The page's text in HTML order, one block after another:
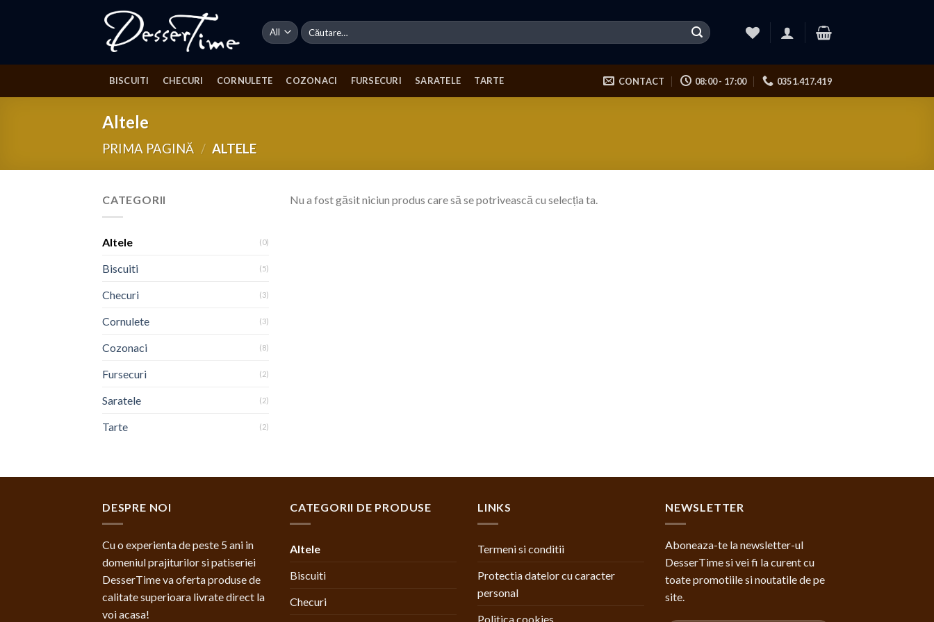
Caută
după:
BISCUITI CHECURI CORNULETE COZONACI FURSECURI SARATELE TARTE CONTACT 08:00 - 17:00 0351.417.419
Altele
PRIMA PAGINĂ / ALTELE
CATEGORII
Altele (0)
Biscuiti (5)
Checuri (3)
Cornulete (3)
Cozonaci (8)
Fursecuri (2)
Saratele (2)
Tarte (2)
Nu a fost găsit niciun produs care să se potrivească cu selecția ta.
DESPRE NOI
Cu o experienta de peste 5 ani in
domeniul prajiturilor si patiseriei
DesserTime va oferta produse de
calitate superioara livrate direct la
voi acasa!
CATEGORII DE PRODUSE
Altele
Biscuiti
Checuri
LINKS
Termeni si conditii
Protectia datelor cu caracter
personal
Politica cookies
NEWSLETTER
Aboneaza-te la newsletter-ul
DesserTime si vei fi la curent cu
toate promotiile si noutatile de pe
site.